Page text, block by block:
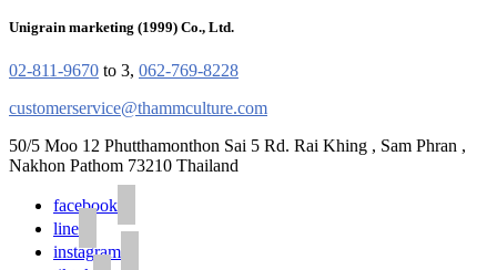
Unigrain marketing (1999) Co., Ltd.
02-811-9670 to 3, 062-769-8228
customerservice@thammculture.com
50/5 Moo 12 Phutthamonthon Sai 5 Rd. Rai Khing , Sam Phran ,
Nakhon Pathom 73210 Thailand
facebook
line
instagram